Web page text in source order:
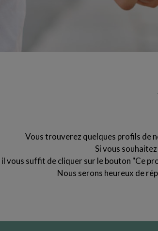
Vous trouverez quelques profils de
Si vous
il vous suffit de cliquer sur le bouton "Ce
Nous serons heureux de